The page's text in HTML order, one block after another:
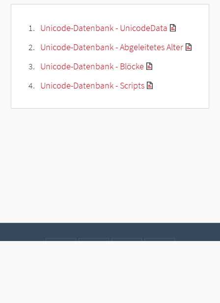
Unicode-Datenbank - UnicodeData
Unicode-Datenbank - Abgeleitetes Alter
Unicode-Datenbank - Blöcke
Unicode-Datenbank - Scripts